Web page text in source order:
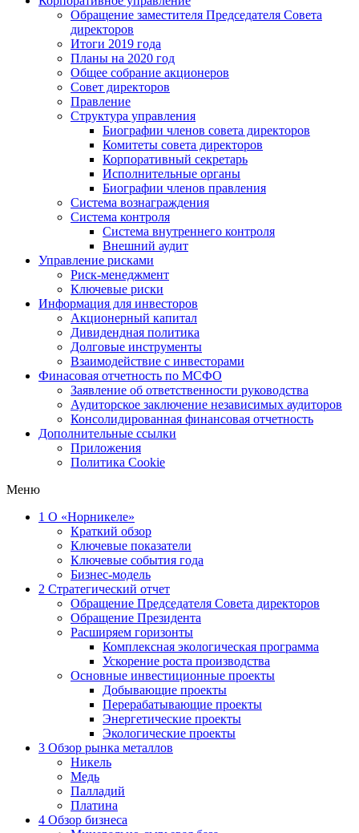
Обращение заместителя Председателя Совета
директоров
Итоги 2019 года
Планы на 2020 год
Общее собрание акционеров
Совет директоров
Правление
Структура управления
Биографии членов совета директоров
Комитеты совета директоров
Корпоративный секретарь
Исполнительные органы
Биографии членов правления
Система вознаграждения
Система контроля
Система внутреннего контроля
Внешний аудит
Управление рисками
Риск-менеджмент
Ключевые риски
Информация для инвесторов
Акционерный капитал
Дивидендная политика
Долговые инструменты
Взаимодействие с инвеcторами
Финасовая отчетность по МСФО
Заявление об ответственности руководства
Аудиторское заключение независимых аудиторов
Консолидированная финансовая отчетность
Дополнительные ссылки
Приложения
Политика Cookie
Меню
1 О «Норникеле»
Краткий обзор
Ключевые показатели
Ключевые события года
Бизнес-модель
2 Стратегический отчет
Обращение Председателя Совета директоров
Обращение Президента
Расширяем горизонты
Комплексная экологическая программа
Ускорение роста производства
Основные инвестиционные проекты
Добывающие проекты
Перерабатывающие проекты
Энергетические проекты
Экологические проекты
3 Обзор рынка металлов
Никель
Медь
Палладий
Платина
4 Обзор бизнеса